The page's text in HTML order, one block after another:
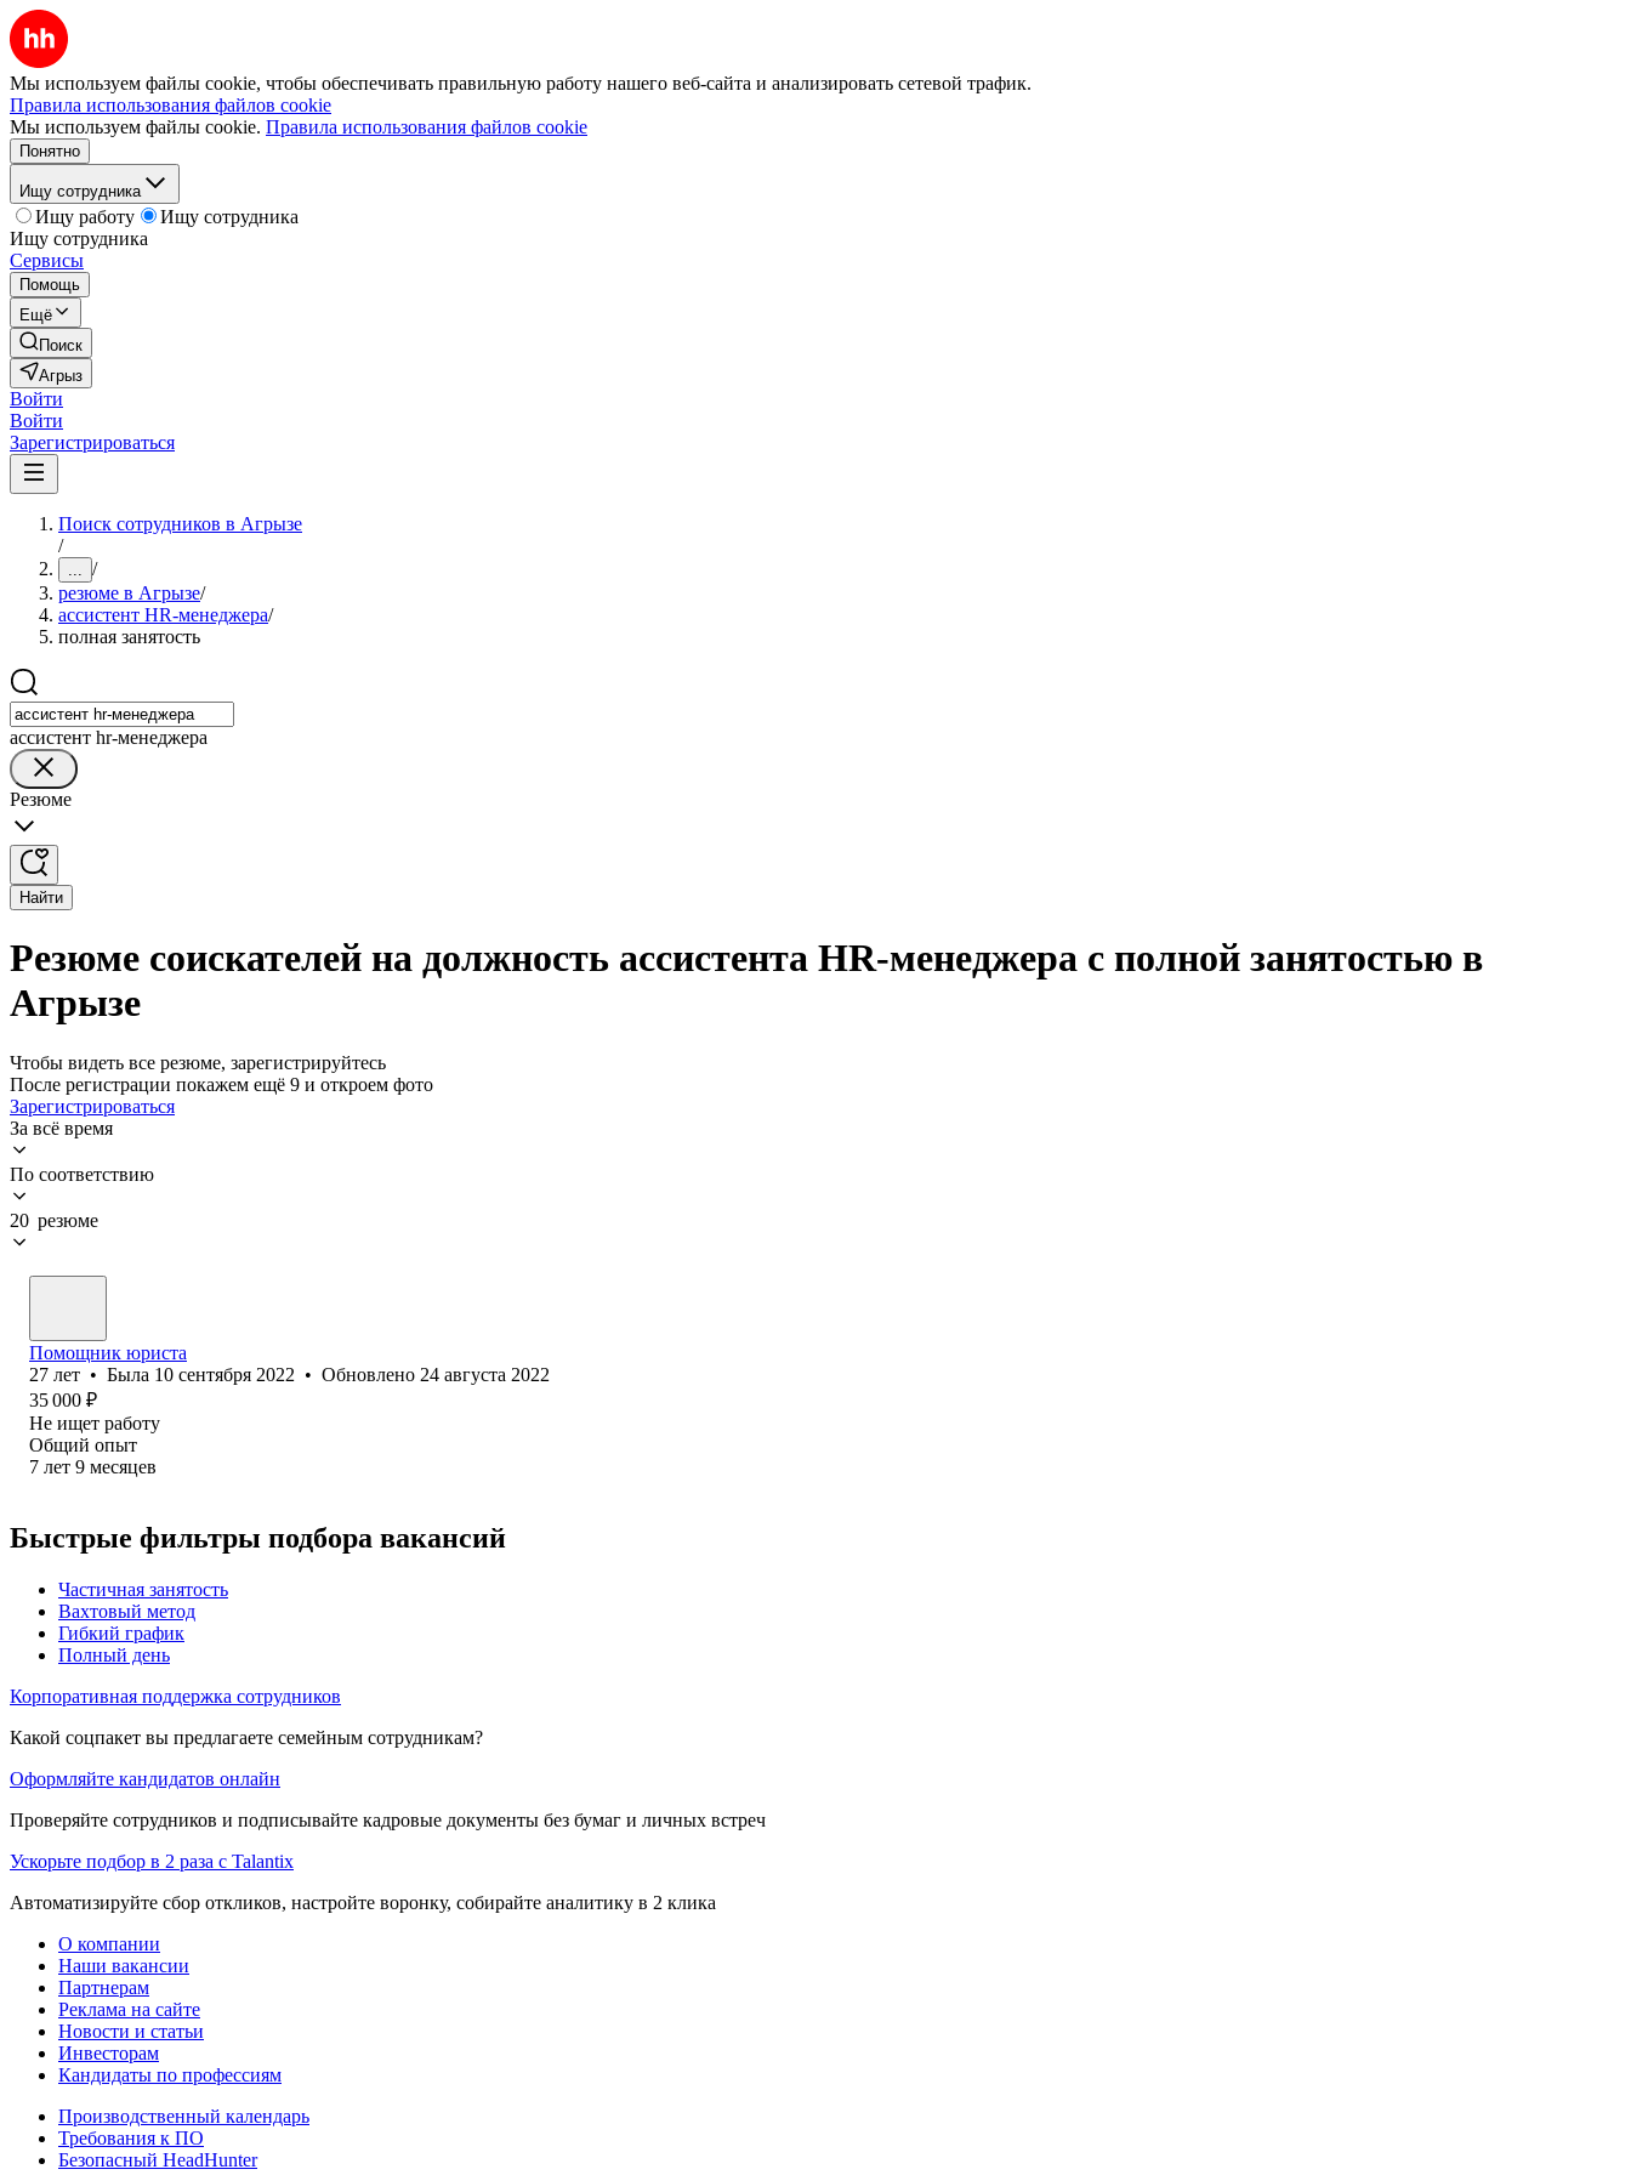
Мы используем файлы cookie, чтобы обеспечивать правильную работу нашего веб-сайта и анализировать сетевой трафик.
Правила использования файлов cookie
Мы используем файлы cookie. Правила использования файлов cookie
Понятно
Ищу сотрудника
Ищу работу
Ищу сотрудника
Ищу сотрудника
Сервисы
Помощь
Ещё
Поиск
Агрыз
Войти
Войти
Зарегистрироваться
Поиск сотрудников в Агрызе
/
... /
резюме в Агрызе/
ассистент HR-менеджера/
полная занятость
ассистент hr-менеджера
Резюме
Найти
Резюме соискателей на должность ассистента HR-менеджера с полной занятостью в
Агрызе
Чтобы видеть все резюме, зарегистрируйтесь
После регистрации покажем ещё 9 и откроем фото
Зарегистрироваться
За всё время
По соответствию
20 резюме
Помощник юриста
27 лет • Была 10 сентября 2022 • Обновлено 24 августа 2022
35 000 ₽
Не ищет работу
Общий опыт
7 лет 9 месяцев
Быстрые фильтры подбора вакансий
Частичная занятость
Вахтовый метод
Гибкий график
Полный день
Корпоративная поддержка сотрудников
Какой соцпакет вы предлагаете семейным сотрудникам?
Оформляйте кандидатов онлайн
Проверяйте сотрудников и подписывайте кадровые документы без бумаг и личных встреч
Ускорьте подбор в 2 раза с Talantix
Автоматизируйте сбор откликов, настройте воронку, собирайте аналитику в 2 клика
О компании
Наши вакансии
Партнерам
Реклама на сайте
Новости и статьи
Инвесторам
Кандидаты по профессиям
Производственный календарь
Требования к ПО
Безопасный HeadHunter